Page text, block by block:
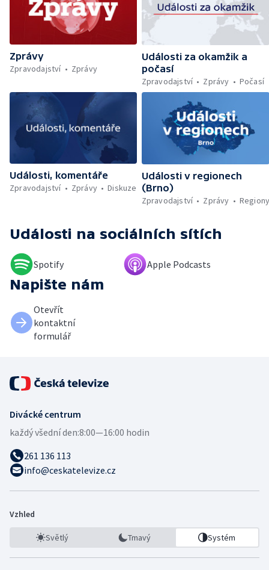
trajektu v Indonésii — Policejní dohled nad
Let It Roll — Byznys kolem rozluček se
svobodou — Den obětí romského
holocaustu — Sucho a nedostatek vody —
Dopravní komplikace v Ostravě —
Rekonstrukce vily Marty po požáru
Zprávy
Zpravodajství
Zprávy
Události za okamžik a
počasí
Zpravodajství
Zprávy Počasí
Události, komentáře
Zpravodajství
Zprávy Diskuze
Události v regionech
(Brno)
Zpravodajství
Zprávy
Události na sociálních sítích
Spotify Apple Podcasts
Napište nám
Otevřít
kontaktní
formulář
Divácké centrum
každý všední den:8:00—16:00 hodin
261 136 113
info@ceskatelevize.cz
Vzhled
Světlý Tmavý Systém